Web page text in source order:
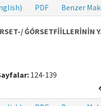
PDF Benzer
ĠÓRSETFİİLLERİNİN
124-139